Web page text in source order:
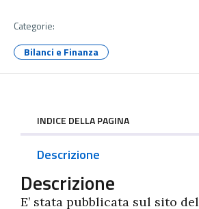
Categorie:
Bilanci e Finanza
INDICE DELLA PAGINA
Descrizione
Descrizione
E’ stata pubblicata sul sito del